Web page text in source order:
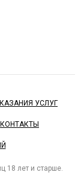
УСЛУГ
КОНТАКТЫ
18 лет и старше.